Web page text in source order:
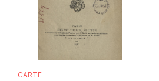
CARTE